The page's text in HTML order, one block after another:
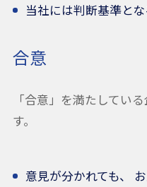
当社には判断基準と
合意
「合意」を満たしてい
す。
意見が分かれても、